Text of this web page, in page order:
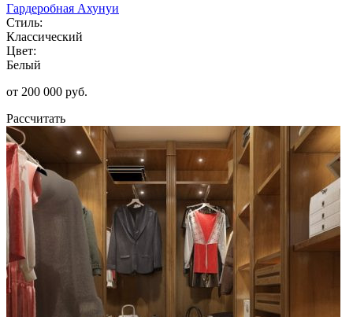
Гардеробная Ахунуи
Стиль:
Классический
Цвет:
Белый
от 200 000 руб.
Рассчитать